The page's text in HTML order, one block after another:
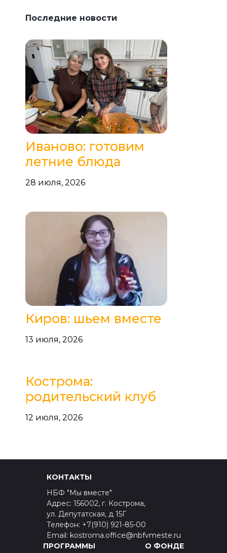
Последние новости
Иваново: готовим
летние блюда
28 июля, 2026
Киров: шьем вместе
13 июля, 2026
Кострома:
родительский клуб
12 июля, 2026
КОНТАКТЫ
НБФ "Мы вместе"
Адрес: 156002, г. Кострома,
ул. Депутатская, д 15Г
Телефон: +7(910) 921-85-00
Email: kostroma.office@nbfvmeste.ru
ПРОГРАММЫ
О ФОНДЕ